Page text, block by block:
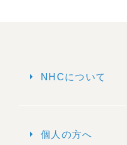
arrow_right NHCについて
arrow_right 個人の方へ